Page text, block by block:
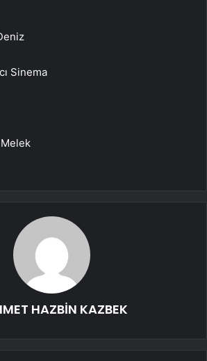
Sinema
HAZBİN KAZBEK